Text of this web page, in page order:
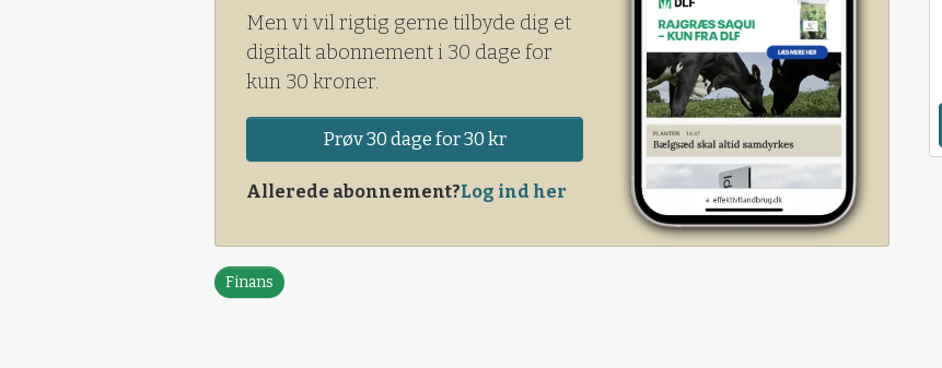
Men vi vil rigtig gerne tilbyde dig et
digitalt abonnement i 30 dage for
kun 30 kroner.
Prøv 30 dage for 30 kr
Allerede abonnement?Log ind her
Finans